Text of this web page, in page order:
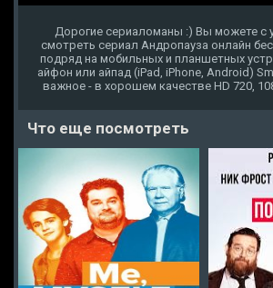
Дорогие сериаломаны :) Вы можете с
смотреть сериал Андропауза онлайн
подряд на мобильных и планшетных
айфон или айпад (iPad, iPhone, Android)
важное - в хорошем качестве HD 720,
Что еще посмотреть